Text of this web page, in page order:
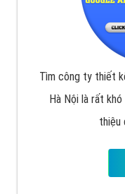
Tìm công ty thiết
Hà Nội là rất
thiệu